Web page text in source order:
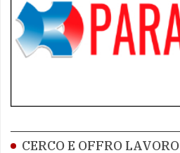
CERCO E OFFRO LAVORO